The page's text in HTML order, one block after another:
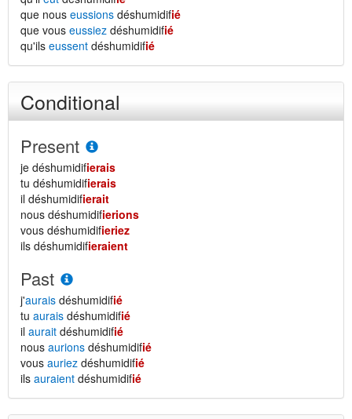
que nous eussions déshumidifié
que vous eussiez déshumidifié
qu'ils eussent déshumidifié
Conditional
Present
je déshumidifierais
tu déshumidifierais
il déshumidifierait
nous déshumidifierions
vous déshumidifieriez
ils déshumidifieraient
Past
j'aurais déshumidifié
tu aurais déshumidifié
il aurait déshumidifié
nous aurions déshumidifié
vous auriez déshumidifié
ils auraient déshumidifié